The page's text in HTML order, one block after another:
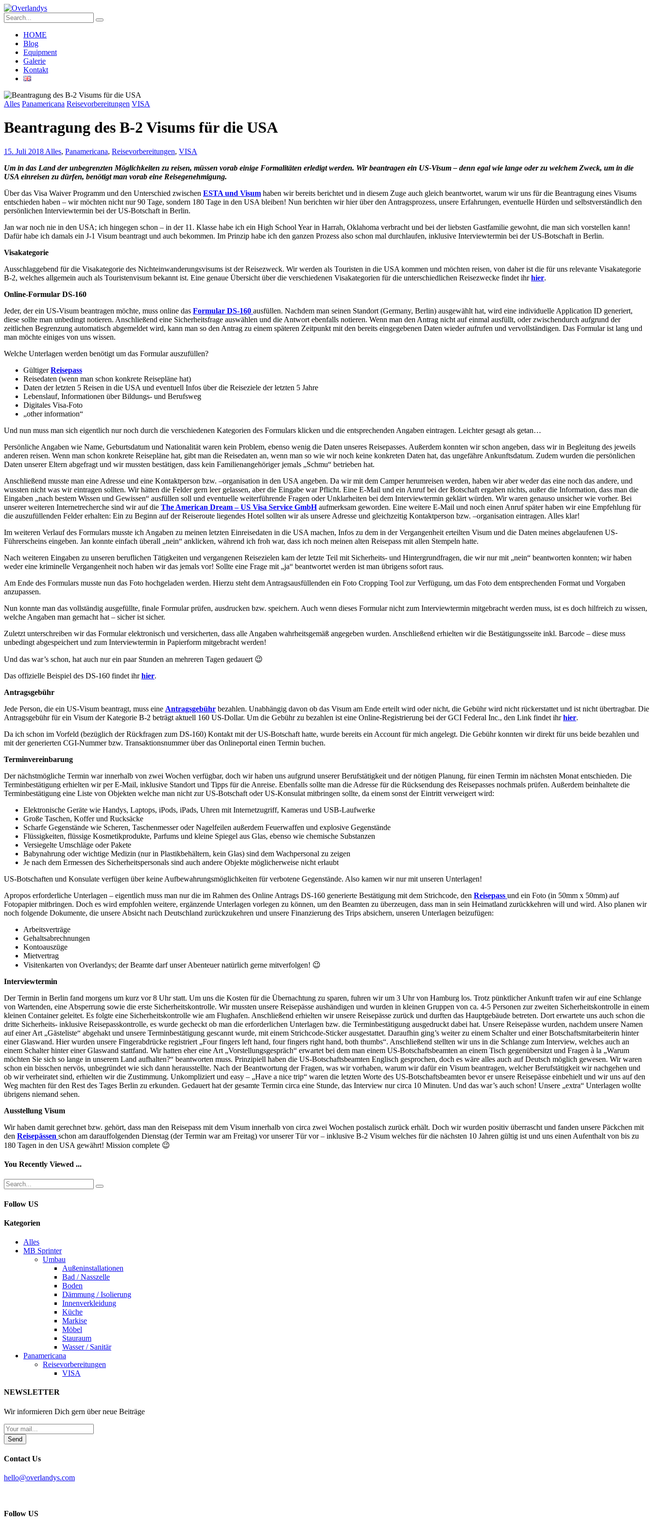
HOME
Blog
Equipment
Galerie
Kontakt
Alles Panamericana Reisevorbereitungen VISA
Beantragung des B-2 Visums für die USA
15. Juli 2018 Alles, Panamericana, Reisevorbereitungen, VISA
Um in das Land der unbegrenzten Möglichkeiten zu reisen, müssen vorab einige Formalitäten erledigt werden. Wir beantragen ein US-Visum – denn egal wie lange oder zu welchem Zweck, um in die
USA einreisen zu dürfen, benötigt man vorab eine Reisegenehmigung.
Über das Visa Waiver Programm und den Unterschied zwischen ESTA und Visum haben wir bereits berichtet und in diesem Zuge auch gleich beantwortet, warum wir uns für die Beantragung eines Visums
entschieden haben – wir möchten nicht nur 90 Tage, sondern 180 Tage in den USA bleiben! Nun berichten wir hier über den Antragsprozess, unsere Erfahrungen, eventuelle Hürden und selbstverständlich den
persönlichen Interviewtermin bei der US-Botschaft in Berlin.
Jan war noch nie in den USA; ich hingegen schon – in der 11. Klasse habe ich ein High School Year in Harrah, Oklahoma verbracht und bei der liebsten Gastfamilie gewohnt, die man sich vorstellen kann!
Dafür habe ich damals ein J-1 Visum beantragt und auch bekommen. Im Prinzip habe ich den ganzen Prozess also schon mal durchlaufen, inklusive Interviewtermin bei der US-Botschaft in Berlin.
Visakategorie
Ausschlaggebend für die Visakategorie des Nichteinwanderungsvisums ist der Reisezweck. Wir werden als Touristen in die USA kommen und möchten reisen, von daher ist die für uns relevante Visakategorie
B-2, welches allgemein auch als Touristenvisum bekannt ist. Eine genaue Übersicht über die verschiedenen Visakategorien für die unterschiedlichen Reisezwecke findet ihrhier.
Online-Formular DS-160
Jeder, der ein US-Visum beantragen möchte, muss online das Formular DS-160 ausfüllen. Nachdem man seinen Standort (Germany, Berlin) ausgewählt hat, wird eine individuelle Application ID generiert,
diese sollte man unbedingt notieren. Anschließend eine Sicherheitsfrage auswählen und die Antwort ebenfalls notieren. Wenn man den Antrag nicht auf einmal ausfüllt, oder zwischendurch aufgrund der
zeitlichen Begrenzung automatisch abgemeldet wird, kann man so den Antrag zu einem späteren Zeitpunkt mit den bereits eingegebenen Daten wieder aufrufen und vervollständigen. Das Formular ist lang und
man möchte einiges von uns wissen.
Welche Unterlagen werden benötigt um das Formular auszufüllen?
GültigerReisepass
Reisedaten (wenn man schon konkrete Reisepläne hat)
Daten der letzten 5 Reisen in die USA und eventuell Infos über die Reiseziele der letzten 5 Jahre
Lebenslauf, Informationen über Bildungs- und Berufsweg
Digitales Visa-Foto
„other information“
Und nun muss man sich eigentlich nur noch durch die verschiedenen Kategorien des Formulars klicken und die entsprechenden Angaben eintragen. Leichter gesagt als getan…
Persönliche Angaben wie Name, Geburtsdatum und Nationalität waren kein Problem, ebenso wenig die Daten unseres Reisepasses. Außerdem konnten wir schon angeben, dass wir in Begleitung des jeweils
anderen reisen. Wenn man schon konkrete Reisepläne hat, gibt man die Reisedaten an, wenn man so wie wir noch keine konkreten Daten hat, das ungefähre Ankunftsdatum. Zudem wurden die persönlichen
Daten unserer Eltern abgefragt und wir mussten bestätigen, dass kein Familienangehöriger jemals „Schmu“ betrieben hat.
Anschließend musste man eine Adresse und eine Kontaktperson bzw. –organisation in den USA angeben. Da wir mit dem Camper herumreisen werden, haben wir aber weder das eine noch das andere, und
wussten nicht was wir eintragen sollten. Wir hätten die Felder gern leer gelassen, aber die Eingabe war Pflicht. Eine E-Mail und ein Anruf bei der Botschaft ergaben nichts, außer die Information, dass man die
Eingaben „nach bestem Wissen und Gewissen“ ausfüllen soll und eventuelle weiterführende Fragen oder Unklarheiten bei dem Interviewtermin geklärt würden. Wir waren genauso unsicher wie vorher. Bei
unserer weiteren Internetrecherche sind wir auf die The American Dream – US Visa Service GmbHaufmerksam geworden. Eine weitere E-Mail und noch einen Anruf später haben wir eine Empfehlung für
die auszufüllenden Felder erhalten: Ein zu Beginn auf der Reiseroute liegendes Hotel sollten wir als unsere Adresse und gleichzeitig Kontaktperson bzw. –organisation eintragen. Alles klar!
Im weiteren Verlauf des Formulars musste ich Angaben zu meinen letzten Einreisedaten in die USA machen, Infos zu dem in der Vergangenheit erteilten Visum und die Daten meines abgelaufenen US-
Führerscheins eingeben. Jan konnte einfach überall „nein“ anklicken, während ich froh war, dass ich noch meinen alten Reisepass mit allen Stempeln hatte.
Nach weiteren Eingaben zu unseren beruflichen Tätigkeiten und vergangenen Reisezielen kam der letzte Teil mit Sicherheits- und Hintergrundfragen, die wir nur mit „nein“ beantworten konnten; wir haben
weder eine kriminelle Vergangenheit noch haben wir das jemals vor! Sollte eine Frage mit „ja“ beantwortet werden ist man übrigens sofort raus.
Am Ende des Formulars musste nun das Foto hochgeladen werden. Hierzu steht dem Antragsausfüllenden ein Foto Cropping Tool zur Verfügung, um das Foto dem entsprechenden Format und Vorgaben
anzupassen.
Nun konnte man das vollständig ausgefüllte, finale Formular prüfen, ausdrucken bzw. speichern. Auch wenn dieses Formular nicht zum Interviewtermin mitgebracht werden muss, ist es doch hilfreich zu wissen,
welche Angaben man gemacht hat – sicher ist sicher.
Zuletzt unterschreiben wir das Formular elektronisch und versicherten, dass alle Angaben wahrheitsgemäß angegeben wurden. Anschließend erhielten wir die Bestätigungsseite inkl. Barcode – diese muss
unbedingt abgespeichert und zum Interviewtermin in Papierform mitgebracht werden!
Und das war’s schon, hat auch nur ein paar Stunden an mehreren Tagen gedauert 😉
Das offizielle Beispiel des DS-160 findet ihrhier.
Antragsgebühr
Jede Person, die ein US-Visum beantragt, muss eine Antragsgebühr bezahlen. Unabhängig davon ob das Visum am Ende erteilt wird oder nicht, die Gebühr wird nicht rückerstattet und ist nicht übertragbar. Die
Antragsgebühr für ein Visum der Kategorie B-2 beträgt aktuell 160 US-Dollar. Um die Gebühr zu bezahlen ist eine Online-Registrierung bei der GCI Federal Inc., den Link findet ihrhier.
Da ich schon im Vorfeld (bezüglich der Rückfragen zum DS-160) Kontakt mit der US-Botschaft hatte, wurde bereits ein Account für mich angelegt. Die Gebühr konnten wir direkt für uns beide bezahlen und
mit der generierten CGI-Nummer bzw. Transaktionsnummer über das Onlineportal einen Termin buchen.
Terminvereinbarung
Der nächstmögliche Termin war innerhalb von zwei Wochen verfügbar, doch wir haben uns aufgrund unserer Berufstätigkeit und der nötigen Planung, für einen Termin im nächsten Monat entschieden. Die
Terminbestätigung erhielten wir per E-Mail, inklusive Standort und Tipps für die Anreise. Ebenfalls sollte man die Adresse für die Rücksendung des Reisepasses nochmals prüfen. Außerdem beinhaltete die
Terminbestätigung eine Liste von Objekten welche man nicht zur US-Botschaft oder US-Konsulat mitbringen sollte, da einem sonst der Eintritt verweigert wird:
Elektronische Geräte wie Handys, Laptops, iPods, iPads, Uhren mit Internetzugriff, Kameras und USB-Laufwerke
Große Taschen, Koffer und Rucksäcke
Scharfe Gegenstände wie Scheren, Taschenmesser oder Nagelfeilen außerdem Feuerwaffen und explosive Gegenstände
Flüssigkeiten, flüssige Kosmetikprodukte, Parfums und kleine Spiegel aus Glas, ebenso wie chemische Substanzen
Versiegelte Umschläge oder Pakete
Babynahrung oder wichtige Medizin (nur in Plastikbehältern, kein Glas) sind dem Wachpersonal zu zeigen
Je nach dem Ermessen des Sicherheitspersonals sind auch andere Objekte möglicherweise nicht erlaubt
US-Botschaften und Konsulate verfügen über keine Aufbewahrungsmöglichkeiten für verbotene Gegenstände. Also kamen wir nur mit unseren Unterlagen!
Apropos erforderliche Unterlagen – eigentlich muss man nur die im Rahmen des Online Antrags DS-160 generierte Bestätigung mit dem Strichcode, den Reisepass und ein Foto (in 50mm x 50mm) auf
Fotopapier mitbringen. Doch es wird empfohlen weitere, ergänzende Unterlagen vorlegen zu können, um den Beamten zu überzeugen, dass man in sein Heimatland zurückkehren will und wird. Also planen wir
noch folgende Dokumente, die unsere Absicht nach Deutschland zurückzukehren und unsere Finanzierung des Trips absichern, unseren Unterlagen beizufügen:
Arbeitsverträge
Gehaltsabrechnungen
Kontoauszüge
Mietvertrag
Visitenkarten von Overlandys; der Beamte darf unser Abenteuer natürlich gerne mitverfolgen! 😉
Interviewtermin
Der Termin in Berlin fand morgens um kurz vor 8 Uhr statt. Um uns die Kosten für die Übernachtung zu sparen, fuhren wir um 3 Uhr von Hamburg los. Trotz pünktlicher Ankunft trafen wir auf eine Schlange
von Wartenden, eine Absperrung sowie die erste Sicherheitskontrolle. Wir mussten unsere Reisepässe aushändigen und wurden in kleinen Gruppen von ca. 4-5 Personen zur zweiten Sicherheitskontrolle in einem
kleinen Container geleitet. Es folgte eine Sicherheitskontrolle wie am Flughafen. Anschließend erhielten wir unsere Reisepässe zurück und durften das Hauptgebäude betreten. Dort erwartete uns auch schon die
dritte Sicherheits- inklusive Reisepasskontrolle, es wurde gecheckt ob man die erforderlichen Unterlagen bzw. die Terminbestätigung ausgedruckt dabei hat. Unsere Reisepässe wurden, nachdem unsere Namen
auf einer Art „Gästeliste“ abgehakt und unsere Terminbestätigung gescannt wurde, mit einem Strichcode-Sticker ausgestattet. Daraufhin ging’s weiter zu einem Schalter und einer Botschaftsmitarbeiterin hinter
einer Glaswand. Hier wurden unsere Fingerabdrücke registriert „Four fingers left hand, four fingers right hand, both thumbs“. Anschließend stellten wir uns in die Schlange zum Interview, welches auch an
einem Schalter hinter einer Glaswand stattfand. Wir hatten eher eine Art „Vorstellungsgespräch“ erwartet bei dem man einem US-Botschaftsbeamten an einem Tisch gegenübersitzt und Fragen à la „Warum
möchten Sie sich so lange in unserem Land aufhalten?“ beantworten muss. Prinzipiell haben die US-Botschaftsbeamten Englisch gesprochen, doch es wäre alles auch auf Deutsch möglich gewesen. Wir waren
schon ein bisschen nervös, unbegründet wie sich dann herausstellte. Nach der Beantwortung der Fragen, was wir vorhaben, warum wir dafür ein Visum beantragen, welcher Berufstätigkeit wir nachgehen und
ob wir verheiratet sind, erhielten wir die Zustimmung. Unkompliziert und easy – „Have a nice trip“ waren die letzten Worte des US-Botschaftsbeamten bevor er unsere Reisepässe einbehielt und wir uns auf den
Weg machten für den Rest des Tages Berlin zu erkunden. Gedauert hat der gesamte Termin circa eine Stunde, das Interview nur circa 10 Minuten. Und das war’s auch schon! Unsere „extra“ Unterlagen wollte
übrigens niemand sehen.
Ausstellung Visum
Wir haben damit gerechnet bzw. gehört, dass man den Reisepass mit dem Visum innerhalb von circa zwei Wochen postalisch zurück erhält. Doch wir wurden positiv überrascht und fanden unsere Päckchen mit
den Reisepässen schon am darauffolgenden Dienstag (der Termin war am Freitag) vor unserer Tür vor – inklusive B-2 Visum welches für die nächsten 10 Jahren gültig ist und uns einen Aufenthalt von bis zu
180 Tagen in den USA gewährt! Mission complete 😉
You Recently Viewed ...
Follow US
Kategorien
Alles
MB Sprinter
Umbau
Außeninstallationen
Bad / Nasszelle
Boden
Dämmung / Isolierung
Innenverkleidung
Küche
Markise
Möbel
Stauraum
Wasser / Sanitär
Panamericana
Reisevorbereitungen
VISA
NEWSLETTER
Wir informieren Dich gern über neue Beiträge
Send
Contact Us
hello@overlandys.com
Follow US